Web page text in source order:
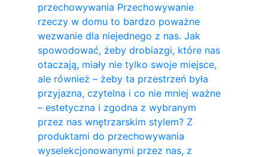
przechowywania Przechowywanie
rzeczy w domu to bardzo poważne
wezwanie dla niejednego z nas. Jak
spowodować, żeby drobiazgi, które nas
otaczają, miały nie tylko swoje miejsce,
ale również – żeby ta przestrzeń była
przyjazna, czytelna i co nie mniej ważne
– estetyczna i zgodna z wybranym
przez nas wnętrzarskim stylem? Z
produktami do przechowywania
wyselekcjonowanymi przez nas, z